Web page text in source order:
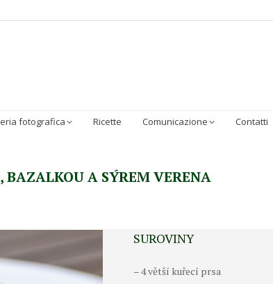
fotografica Ricette Comunicazione Contatti
BAZALKOU A SÝREM VERENA
SUROVINY
– 4 větší kuřecí prsa